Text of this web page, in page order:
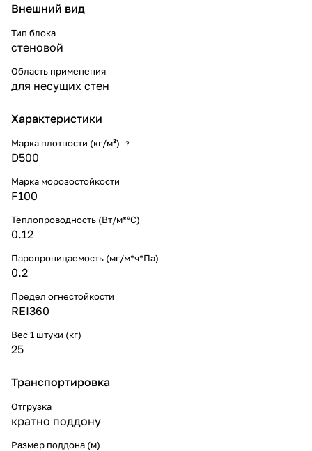
Внешний вид
Тип блока
стеновой
Область применения
для несущих стен
Характеристики
Марка плотности (кг/м³) ?
D500
Марка морозостойкости
F100
Теплопроводность (Вт/м*°С)
0.12
Паропроницаемость (мг/м*ч*Па)
0.2
Предел огнестойкости
REI360
Вес 1 штуки (кг)
25
Транспортировка
Отгрузка
кратно поддону
Размер поддона (м)